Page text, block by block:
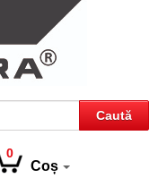
Caută
0
Coș